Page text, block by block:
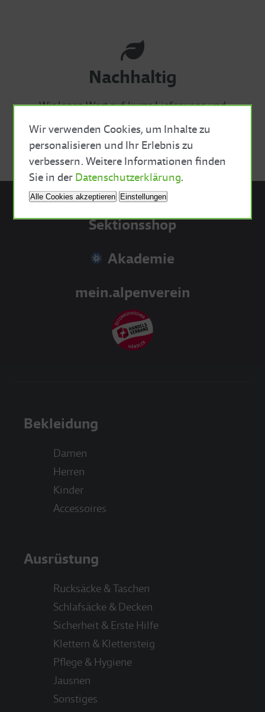
Nachhaltig
Wir legen Wert auf kurze Lieferwege und
Plastik.
Sektionsshop
Akademie
mein.alpenverein
Bekleidung
Damen
Herren
Kinder
Accessoires
Ausrüstung
Rucksäcke & Taschen
Schlafsäcke & Decken
Sicherheit & Erste Hilfe
Klettern & Klettersteig
Pflege & Hygiene
Jausnen
Sonstiges
Close Cookie Bar
Wir verwenden Cookies, um Inhalte zu
personalisieren und Ihr Erlebnis zu
verbessern. Weitere Informationen finden
Sie in der Datenschutzerklärung.
Alle Cookies akzeptieren Einstellungen